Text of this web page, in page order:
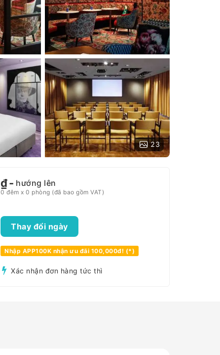
23
₫- hướng lên
0 đêm x 0 phòng (đã bao gồm VAT)
Thay đổi ngày
Nhập APP100K nhận ưu đãi 100,000đ! (*)
Xác nhận đơn hàng tức thì